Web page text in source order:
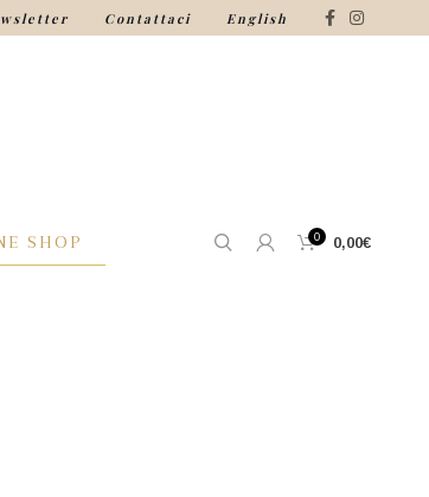
Contattaci English
SHOP 0 0,00€